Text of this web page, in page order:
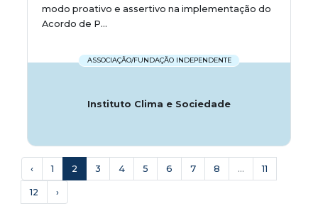
modo proativo e assertivo na implementação do
Acordo de P...
ASSOCIAÇÃO/FUNDAÇÃO INDEPENDENTE
Instituto Clima e Sociedade
‹ 1 2 3 4 5 6 7 8 ... 11
12 ›